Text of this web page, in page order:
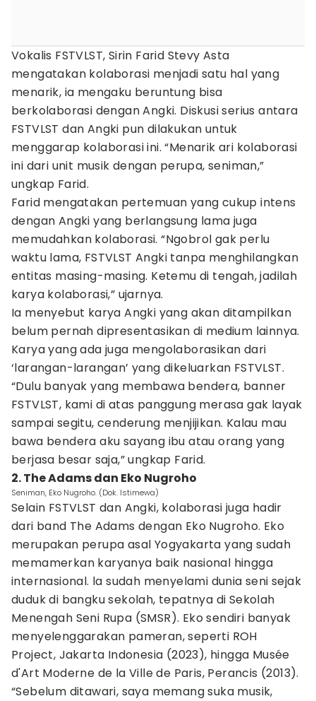
Vokalis FSTVLST, Sirin Farid Stevy Asta
mengatakan kolaborasi menjadi satu hal yang
menarik, ia mengaku beruntung bisa
berkolaborasi dengan Angki. Diskusi serius antara
FSTVLST dan Angki pun dilakukan untuk
menggarap kolaborasi ini. “Menarik ari kolaborasi
ini dari unit musik dengan perupa, seniman,”
ungkap Farid.
Farid mengatakan pertemuan yang cukup intens
dengan Angki yang berlangsung lama juga
memudahkan kolaborasi. “Ngobrol gak perlu
waktu lama, FSTVLST Angki tanpa menghilangkan
entitas masing-masing. Ketemu di tengah, jadilah
karya kolaborasi,” ujarnya.
Ia menyebut karya Angki yang akan ditampilkan
belum pernah dipresentasikan di medium lainnya.
Karya yang ada juga mengolaborasikan dari
‘larangan-larangan’ yang dikeluarkan FSTVLST.
“Dulu banyak yang membawa bendera, banner
FSTVLST, kami di atas panggung merasa gak layak
sampai segitu, cenderung menjijikan. Kalau mau
bawa bendera aku sayang ibu atau orang yang
berjasa besar saja,” ungkap Farid.
2. The Adams dan Eko Nugroho
Seniman, Eko Nugroho. (Dok. Istimewa)
Selain FSTVLST dan Angki, kolaborasi juga hadir
dari band The Adams dengan Eko Nugroho. Eko
merupakan perupa asal Yogyakarta yang sudah
memamerkan karyanya baik nasional hingga
internasional. la sudah menyelami dunia seni sejak
duduk di bangku sekolah, tepatnya di Sekolah
Menengah Seni Rupa (SMSR). Eko sendiri banyak
menyelenggarakan pameran, seperti ROH
Project, Jakarta Indonesia (2023), hingga Musée
d'Art Moderne de la Ville de Paris, Perancis (2013).
“Sebelum ditawari, saya memang suka musik,